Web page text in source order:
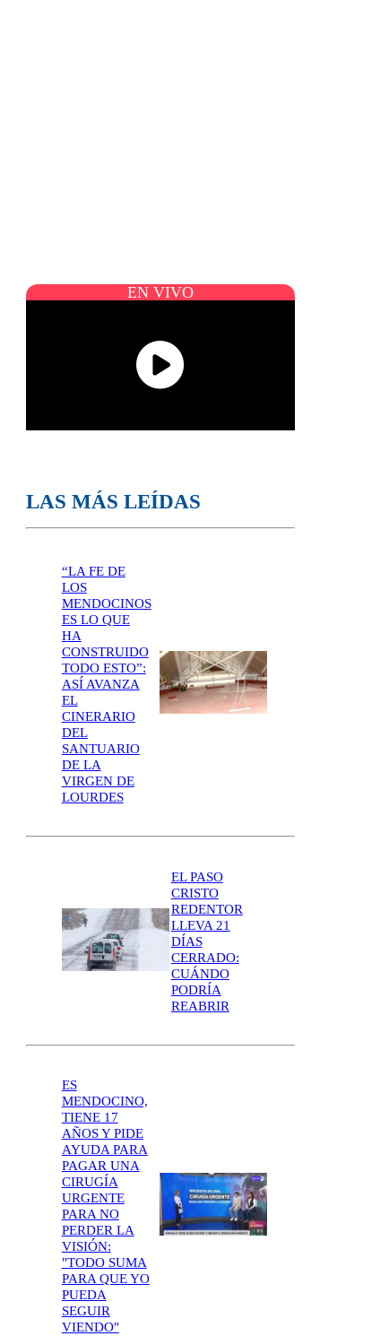
EN VIVO
LAS MÁS LEÍDAS
“LA FE DE
LOS
MENDOCINOS
ES LO QUE
HA
CONSTRUIDO
TODO ESTO”:
ASÍ AVANZA
EL
CINERARIO
DEL
SANTUARIO
DE LA
VIRGEN DE
LOURDES
EL PASO
CRISTO
REDENTOR
LLEVA 21
DÍAS
CERRADO:
CUÁNDO
PODRÍA
REABRIR
ES
MENDOCINO,
TIENE 17
AÑOS Y PIDE
AYUDA PARA
PAGAR UNA
CIRUGÍA
URGENTE
PARA NO
PERDER LA
VISIÓN:
"TODO SUMA
PARA QUE YO
PUEDA
SEGUIR
VIENDO"